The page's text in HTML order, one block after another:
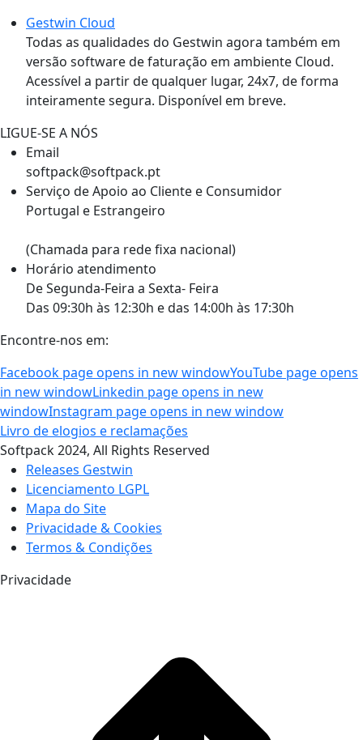
Gestwin Cloud
Todas as qualidades do Gestwin agora também em
versão software de faturação em ambiente Cloud.
Acessível a partir de qualquer lugar, 24x7, de forma
inteiramente segura. Disponível em breve.
LIGUE-SE A NÓS
Email
softpack@softpack.pt
Serviço de Apoio ao Cliente e Consumidor
Portugal e Estrangeiro
(Chamada para rede fixa nacional)
Horário atendimento
De Segunda-Feira a Sexta- Feira
Das 09:30h às 12:30h e das 14:00h às 17:30h
Encontre-nos em:
Facebook page opens in new windowYouTube page opens
in new windowLinkedin page opens in new
windowInstagram page opens in new window
Livro de elogios e reclamações
Softpack 2024, All Rights Reserved
Releases Gestwin
Licenciamento LGPL
Mapa do Site
Privacidade & Cookies
Termos & Condições
Privacidade